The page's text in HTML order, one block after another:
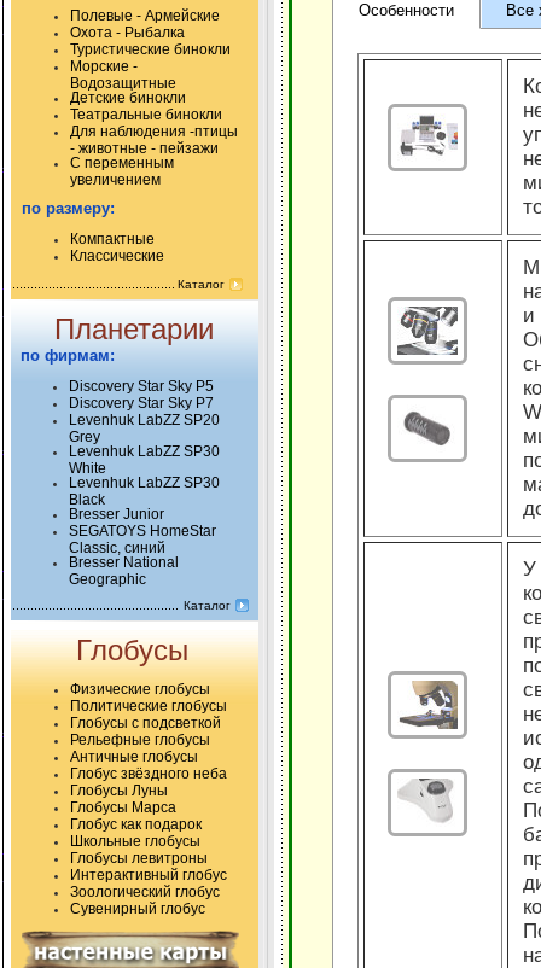
Полевые - Армейские
Охота - Рыбалка
Туристические бинокли
Морские -
Водозащитные
Детские бинокли
Театральные бинокли
Для наблюдения -птицы
- животные - пейзажи
С переменным
увеличением
по размеру:
Компактные
Классические
Каталог
Планетарии
по фирмам:
Discovery Star Sky P5
Discovery Star Sky P7
Levenhuk LabZZ SP20
Grey
Levenhuk LabZZ SP30
White
Levenhuk LabZZ SP30
Black
Bresser Junior
SEGATOYS HomeStar
Classic, синий
Bresser National
Geographic
Каталог
Глобусы
Физические глобусы
Политические глобусы
Глобусы с подсветкой
Рельефные глобусы
Античные глобусы
Глобус звёздного неба
Глобусы Луны
Глобусы Марса
Глобус как подарок
Школьные глобусы
Глобусы левитроны
Интерактивный глобус
Зоологический глобус
Сувенирный глобус
Особенности Все
и